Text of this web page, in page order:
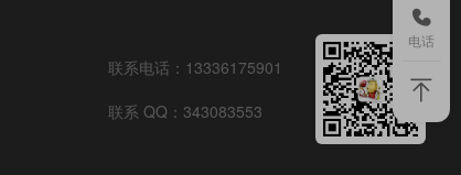
联系电话： 13336175901
联系 QQ： 343083553
电话